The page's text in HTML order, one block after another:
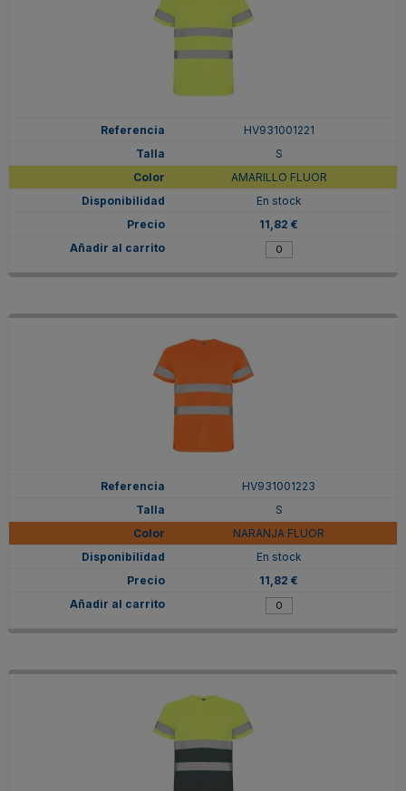
HV931001221
S
AMARILLO FLUOR
En stock
11,82 €
HV931001223
S
NARANJA FLUOR
En stock
11,82 €